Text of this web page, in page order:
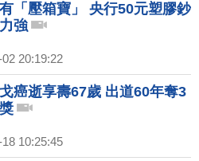
「壓箱寶」 央行50元塑膠鈔
強
20:19:22
癌逝享壽67歲 出道60年奪3
10:25:45